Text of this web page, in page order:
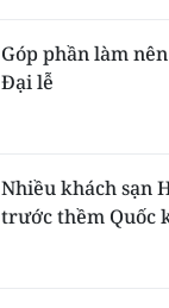
Góp phần làm
Đại lễ
Nhiều khách sạn
trước thềm Quốc